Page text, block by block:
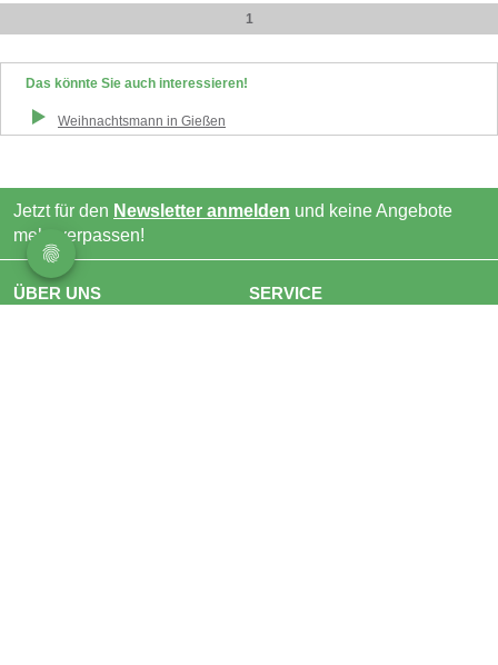
1
Das könnte Sie auch interessieren!
Weihnachtsmann in Gießen
Jetzt für den Newsletter anmelden und keine Angebote
mehr verpassen!
ÜBER UNS SERVICE